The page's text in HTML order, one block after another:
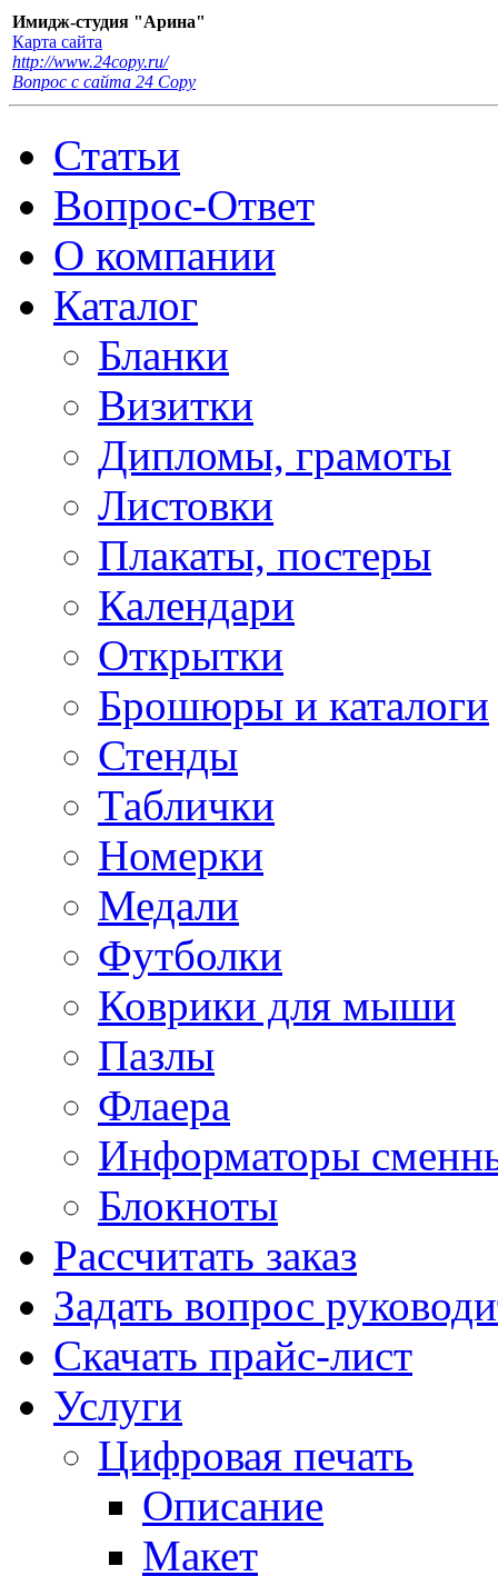
Имидж-студия "Арина"
Карта сайта
http://www.24copy.ru/
Вопрос с сайта 24 Сopy
Статьи
Вопрос-Ответ
О компании
Каталог
Бланки
Визитки
Дипломы, грамоты
Листовки
Плакаты, постеры
Календари
Открытки
Брошюры и каталоги
Стенды
Таблички
Номерки
Медали
Футболки
Коврики для мыши
Пазлы
Флаера
Информаторы
Блокноты
Рассчитать заказ
Задать вопрос
Скачать прайс-лист
Услуги
Цифровая печать
Описание
Макет